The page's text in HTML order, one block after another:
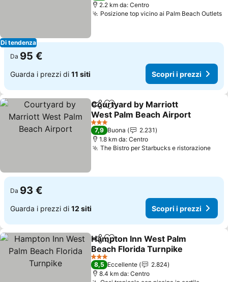
Di tendenza
2.2 km da: Centro
Posizione top vicino ai Palm Beach Outlets
Da 95 €
Guarda i prezzi di 11 siti Scopri i prezzi
CondividiAggiungi ai preferiti
Courtyard by Marriott
West Palm Beach Airport
Scopri i prezzi
3 Stelle
7,9 Buona
2.231
1.8 km da: Centro
The Bistro per Starbucks e ristorazione
Da 93 €
Guarda i prezzi di 12 siti Scopri i prezzi
CondividiAggiungi ai preferiti
Hampton Inn West Palm
Beach Florida Turnpike
Scopri i prezzi
3 Stelle
8,5 Eccellente
2.824
8.4 km da: Centro